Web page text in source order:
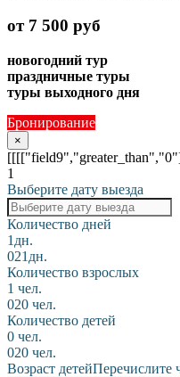
от 7 500 руб
новогодний тур
праздничные туры
туры выходного дня
Бронирование
×
1
Выберите дату выезда
Количество дней
1дн.
021дн.
Количество взрослых
1 чел.
020 чел.
Количество детей
0 чел.
020 чел.
Возраст детейПеречислите